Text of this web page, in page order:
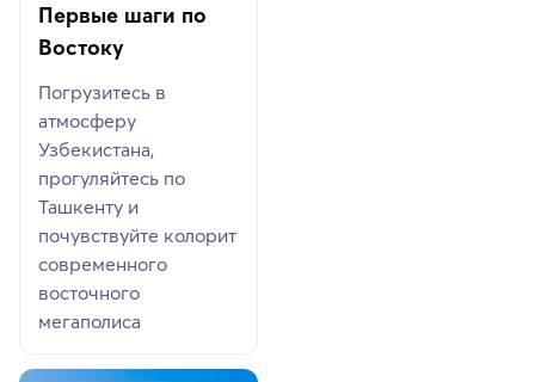
Первые шаги по
Востоку
Погрузитесь в
атмосферу
Узбекистана,
прогуляйтесь по
Ташкенту и
почувствуйте колорит
современного
восточного
мегаполиса